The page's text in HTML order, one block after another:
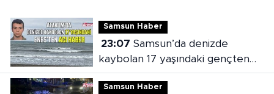
Samsun Haber
23:07
kaybolan 17 yaşındaki gençten
acı haber
Samsun Haber